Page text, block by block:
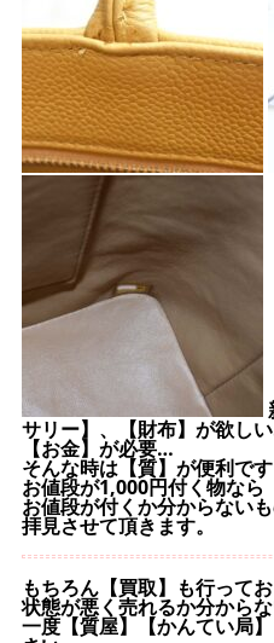
サリー】、【財布】が欲し
【お金】が必要…
そんな時は【質】が便利で
お値段が1,000円付く物なら
お値段が付くか分からない
拝見させて頂きます。
もちろん【買取】も行ってお
状態が悪く売れるか分から
一度【質屋】【かんてい局